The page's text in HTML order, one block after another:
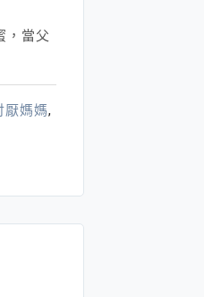
，當父
厭媽媽,